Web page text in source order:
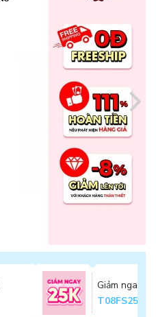
Giảm ngay
T08FS25K